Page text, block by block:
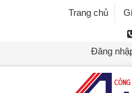
Trang chủ
Đăng